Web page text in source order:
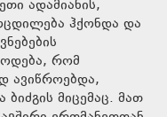
ადამიანის,
ჰქონდა და
რომ
ავიწროებდა,
მიცემაც. მათ